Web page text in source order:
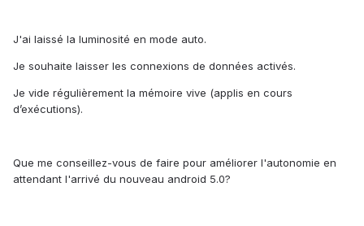
J'ai laissé la luminosité en mode auto.
Je souhaite laisser les connexions de données activés.
Je vide régulièrement la mémoire vive (applis en cours
d’exécutions).
Que me conseillez-vous de faire pour améliorer l'autonomie en
attendant l'arrivé du nouveau android 5.0?